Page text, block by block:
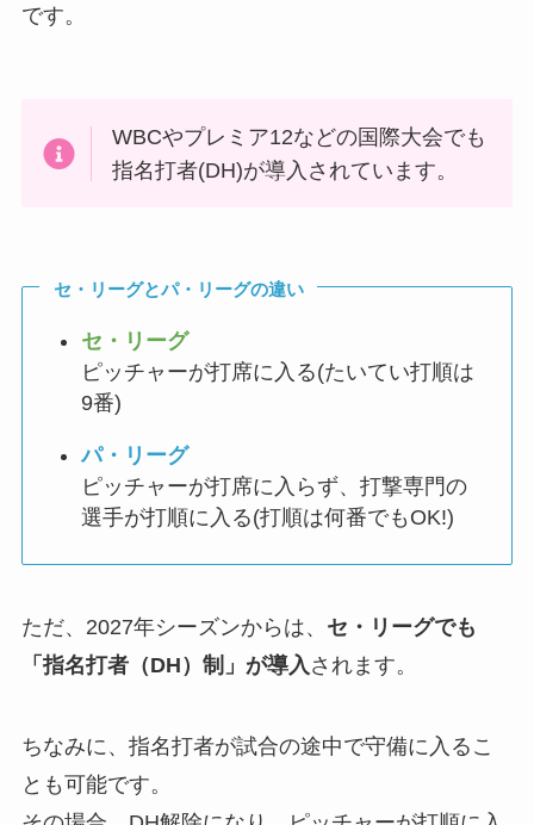
です。
WBCやプレミア12などの国際大会でも
指名打者(DH)が導入されています。
セ・リーグとパ・リーグの違い
セ・リーグ
ピッチャーが打席に入る(たいてい打順は
9番)
パ・リーグ
ピッチャーが打席に入らず、打撃専門の
選手が打順に入る(打順は何番でもOK!)
ただ、2027年シーズンからは、 セ・リーグでも
「指名打者（DH）制」が導入されます。
ちなみに、指名打者が試合の途中で守備に入るこ
とも可能です。